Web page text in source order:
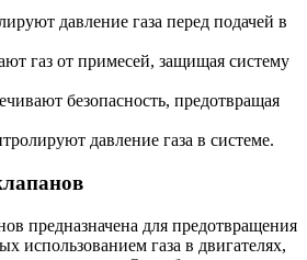
давление газа перед подачей в
газ от примесей, защищая систему
безопасность, предотвращая
давление газа в системе.
предназначена для предотвращения
использованием газа в двигателях,